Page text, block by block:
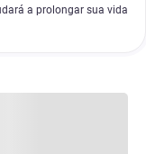
a prolongar sua vida